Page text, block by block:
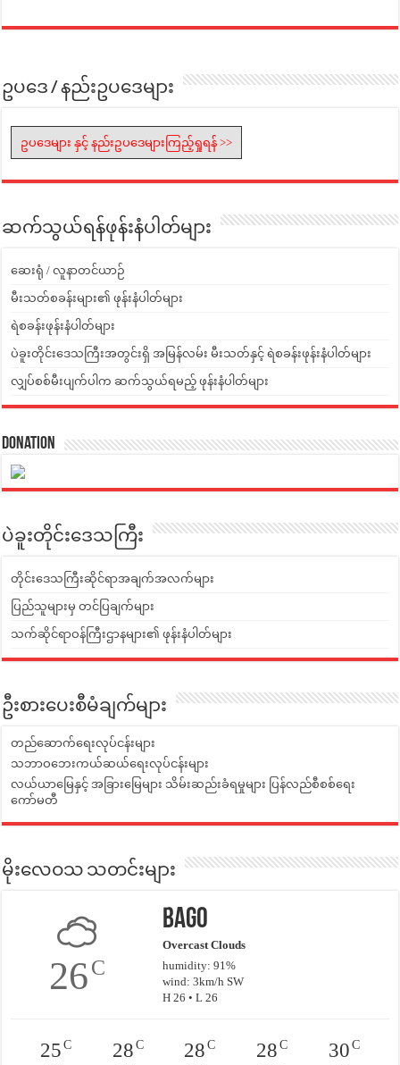
ဥပဒေ / နည်းဥပဒေများ
ဥပဒေများ နှင့် နည်းဥပဒေများကြည့်ရှုရန် >>
ဆက်သွယ်ရန်ဖုန်းနံပါတ်များ
ဆေးရုံ / လူနာတင်ယာဉ်
မီးသတ်စခန်းများ၏ ဖုန်းနံပါတ်များ
ရဲစခန်းဖုန်းနံပါတ်များ
ပဲခူးတိုင်းဒေသကြီးအတွင်းရှိ အမြန်လမ်း မီးသတ်နှင့် ရဲစခန်းဖုန်းနံပါတ်များ
လျှပ်စစ်မီးပျက်ပါက ဆက်သွယ်ရမည့် ဖုန်းနံပါတ်များ
Donation
ပဲခူးတိုင်းဒေသကြီး
တိုင်းဒေသကြီးဆိုင်ရာအချက်အလက်များ
ပြည်သူများမှ တင်ပြချက်များ
သက်ဆိုင်ရာဝန်ကြီးဌာနများ၏ ဖုန်းနံပါတ်များ
ဦးစားပေးစီမံချက်များ
တည်ဆောက်ရေးလုပ်ငန်းများ
သဘာဝဘေးကယ်ဆယ်ရေးလုပ်ငန်းများ
လယ်ယာမြေနှင့် အခြားမြေများ သိမ်းဆည်းခံရမှုများ ပြန်လည်စီစစ်ရေး
ကော်မတီ
မိုးလေဝသ သတင်းများ
26C
Bago
Overcast Clouds
humidity: 91%
wind: 3km/h SW
H 26 • L 26
25C 28C 28 C 28C 30C